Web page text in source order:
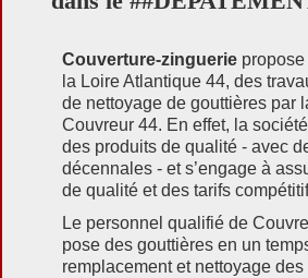
Couverture-zinguerie
la Loire Atlantique 44, des
de nettoyage de gouttières par
Couvreur 44. En effet, la
des produits de qualité - avec
décennales - et s’engage à
de qualité et des tarifs
Le personnel qualifié de
pose des gouttières en un
remplacement et nettoyage